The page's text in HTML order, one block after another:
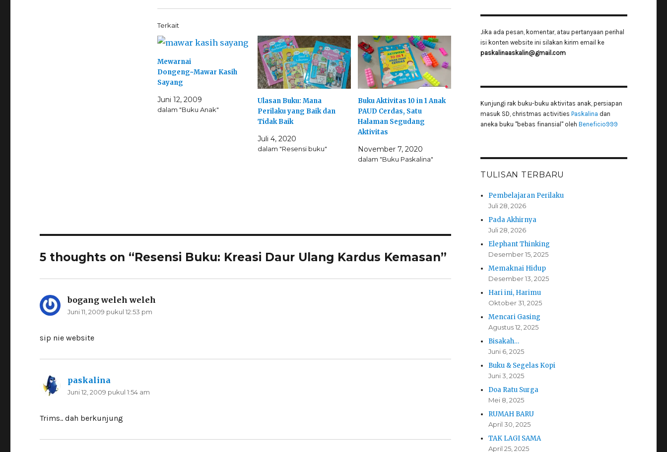
Terkait
Mewarnai
Dongeng~Mawar Kasih
Sayang
Juni 12, 2009
dalam "Buku Anak"
Ulasan Buku: Mana
Perilaku yang Baik dan
Tidak Baik
Juli 4, 2020
dalam "Resensi buku"
Buku Aktivitas 10 in 1 Anak
PAUD Cerdas, Satu
Halaman Segudang
Aktivitas
November 7, 2020
dalam "Buku Paskalina"
5 thoughts on “Resensi Buku: Kreasi Daur Ulang Kardus Kemasan”
bogang weleh weleh
Juni 11, 2009 pukul 12:53 pm
sip nie website
paskalina
Juni 12, 2009 pukul 1:54 am
Trims.. dah berkunjung
Jika ada pesan, komentar, atau pertanyaan perihal
isi konten website ini silakan kirim email ke
paskalinaaskalin@gmail.com
Kunjungi rak buku-buku aktivitas anak, persiapan
masuk SD, christmas activities Paskalina dan
aneka buku "bebas finansial" oleh Beneficio999
TULISAN TERBARU
Pembelajaran Perilaku
Juli 28, 2026
Pada Akhirnya
Juli 28, 2026
Elephant Thinking
Desember 15, 2025
Memaknai Hidup
Desember 13, 2025
Hari ini, Harimu
Oktober 31, 2025
Mencari Gasing
Agustus 12, 2025
Bisakah…
Juni 6, 2025
Buku & Segelas Kopi
Juni 3, 2025
Doa Ratu Surga
Mei 8, 2025
RUMAH BARU
April 30, 2025
TAK LAGI SAMA
April 25, 2025